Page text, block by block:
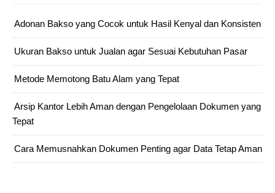
Adonan Bakso yang Cocok untuk Hasil Kenyal dan Konsisten
Ukuran Bakso untuk Jualan agar Sesuai Kebutuhan Pasar
Metode Memotong Batu Alam yang Tepat
Arsip Kantor Lebih Aman dengan Pengelolaan Dokumen yang
Tepat
Cara Memusnahkan Dokumen Penting agar Data Tetap Aman